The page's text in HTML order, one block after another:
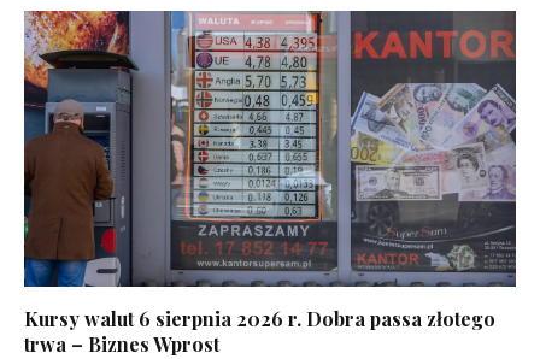
Kursy walut 6 sierpnia 2026 r. Dobra passa złotego
trwa – Biznes Wprost